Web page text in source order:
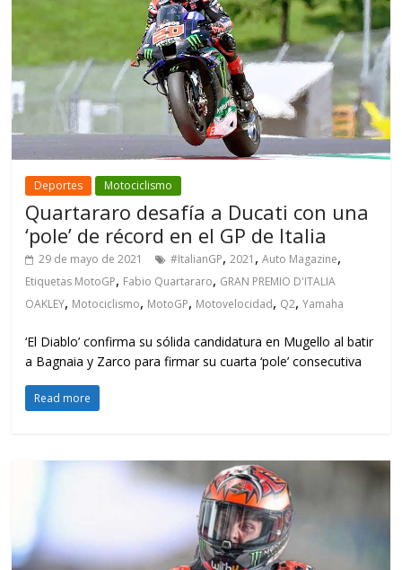
Deportes Motociclismo
Quartararo desafía a Ducati con una
‘pole’ de récord en el GP de Italia
29 de mayo de 2021 #ItalianGP,2021 ,Auto Magazine,
Etiquetas MotoGP, Fabio Quartararo, GRAN PREMIO D'ITALIA
OAKLEY, Motociclismo, MotoGP, Motovelocidad, Q2,Yamaha
‘El Diablo’ confirma su sólida candidatura en Mugello al batir
a Bagnaia y Zarco para firmar su cuarta ‘pole’ consecutiva
Read more